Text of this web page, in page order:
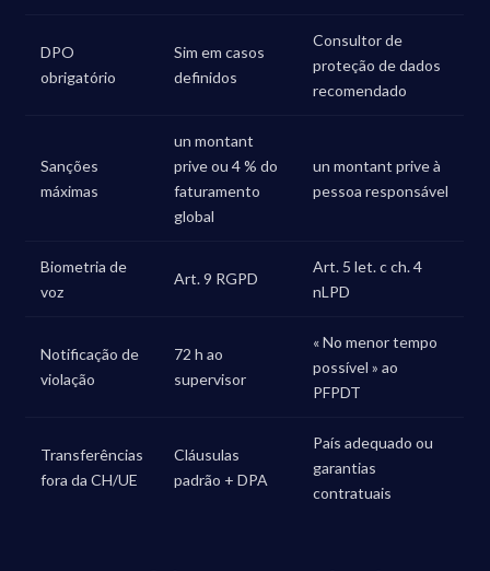
DPO
obrigatório
Sim em casos
definidos
Consultor de
proteção de dados
recomendado
Sanções
máximas
un montant
prive ou 4 % do
faturamento
global
un montant prive à
pessoa responsável
Biometria de
voz
Art. 9 RGPD
Art. 5 let. c ch. 4
nLPD
Notificação de
violação
72 h ao
supervisor
« No menor tempo
possível » ao
PFPDT
Transferências
fora da CH/UE
Cláusulas
padrão + DPA
País adequado ou
garantias
contratuais